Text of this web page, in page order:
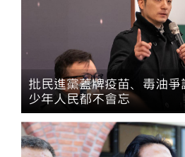
批民進黨蓋牌疫苗、毒油
少年人民都不會忘